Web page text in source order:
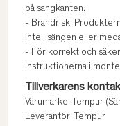
på sängkanten.
- Brandrisk:
inte i sängen eller
- För korrekt och
instruktionerna i
Tillverkarens
Varumärke: Tempur
Leverantör: Tempur